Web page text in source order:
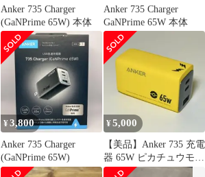
Anker 735 Charger
(GaNPrime 65W) 本体
Anker 735 Charger
GaNPrime 65W 本体
¥3,800
Anker 735 Charger
(GaNPrime 65W)
¥5,000
【美品】Anker 735 充電
器 65W ピカチュウモデ
ル ポケモン限定